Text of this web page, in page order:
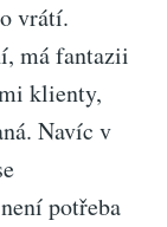
vrátí.
má fantazii
klienty,
Navíc v
potřeba